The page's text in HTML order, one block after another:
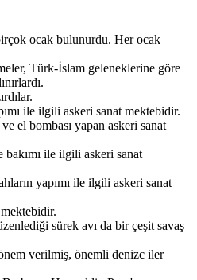
ocak bulunurdu. Her ocak
Türk-İslam geleneklerine göre
ile ilgili askeri sanat mektebidir.
el bombası yapan askeri sanat
bakımı ile ilgili askeri sanat
yapımı ile ilgili askeri sanat
sürek avı da bir çeşit savaş
verilmiş, önemli denizc iler